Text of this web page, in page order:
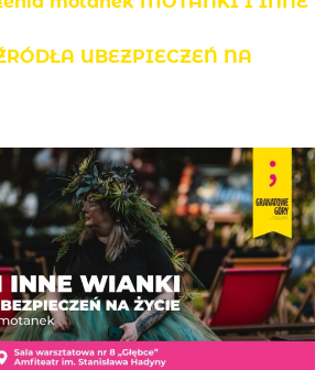
UBEZPIECZEŃ NA